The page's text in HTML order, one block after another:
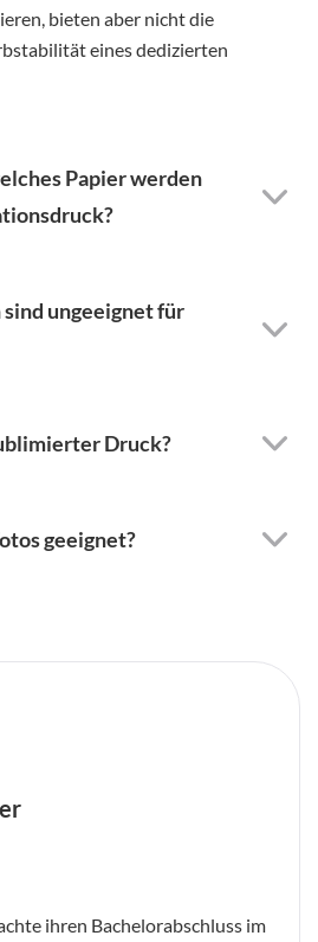
bieten aber nicht die
eines dedizierten
Papier werden
ungeeignet für
Druck?
geeignet?
ihren Bachelorabschluss im